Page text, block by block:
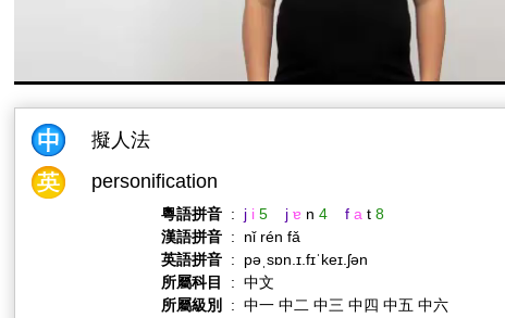
擬人法
personification
粵語拼音 : j i 5 j ɐ n 4 f a t 8
漢語拼音 :
nǐ rén fǎ
英語拼音 :
pəˌsɒn.ɪ.fɪˈkeɪ.ʃən
所屬科目
: 中文
所屬級別
: 中一 中二 中三 中四 中五 中六